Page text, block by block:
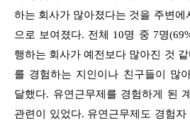
하는 회사가 많아졌다는 것을 주변에
으로 보여졌다. 전체 10명 중 7명
행하는 회사가 예전보다 많아진 것
를 경험하는 지인이나 친구들이 많
달했다. 유연근무제를 경험하게 된
관련이 있었다. 유연근무제도 경험